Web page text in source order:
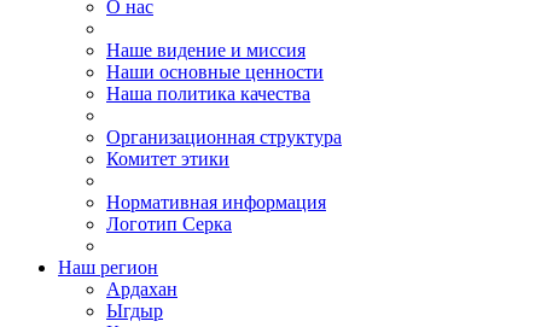
О нас
Наше видение и миссия
Наши основные ценности
Наша политика качества
Организационная структура
Комитет этики
Нормативная информация
Логотип Серка
Наш регион
Ардахан
Ыгдыр